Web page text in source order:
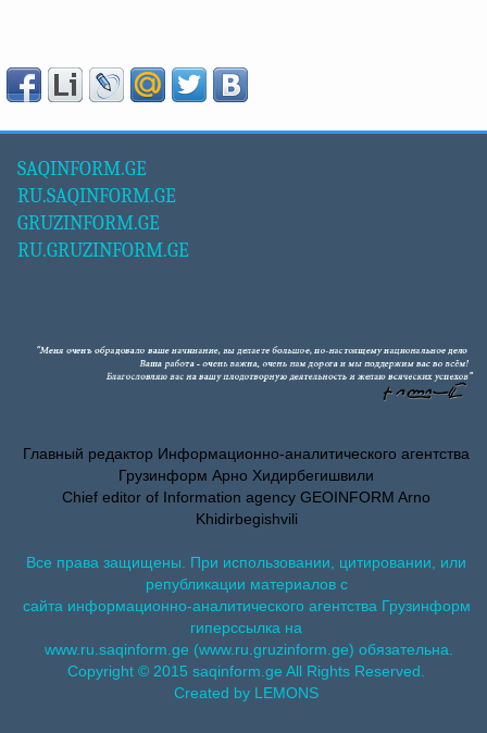
SAQINFORM.GE
RU.SAQINFORM.GE
GRUZINFORM.GE
RU.GRUZINFORM.GE
Главный редактор Информационно-аналитического агентства
Грузинформ Арно Хидирбегишвили
Chief editor of Information agency GEOINFORM Arno
Khidirbegishvili
Все права защищены. При использовании, цитировании, или
републикации материалов с
сайта информационно-аналитического агентства Грузинформ
гиперссылка на
www.ru.saqinform.ge (www.ru.gruzinform.ge) обязательна.
Copyright © 2015 saqinform.ge All Rights Reserved.
Created by LEMONS